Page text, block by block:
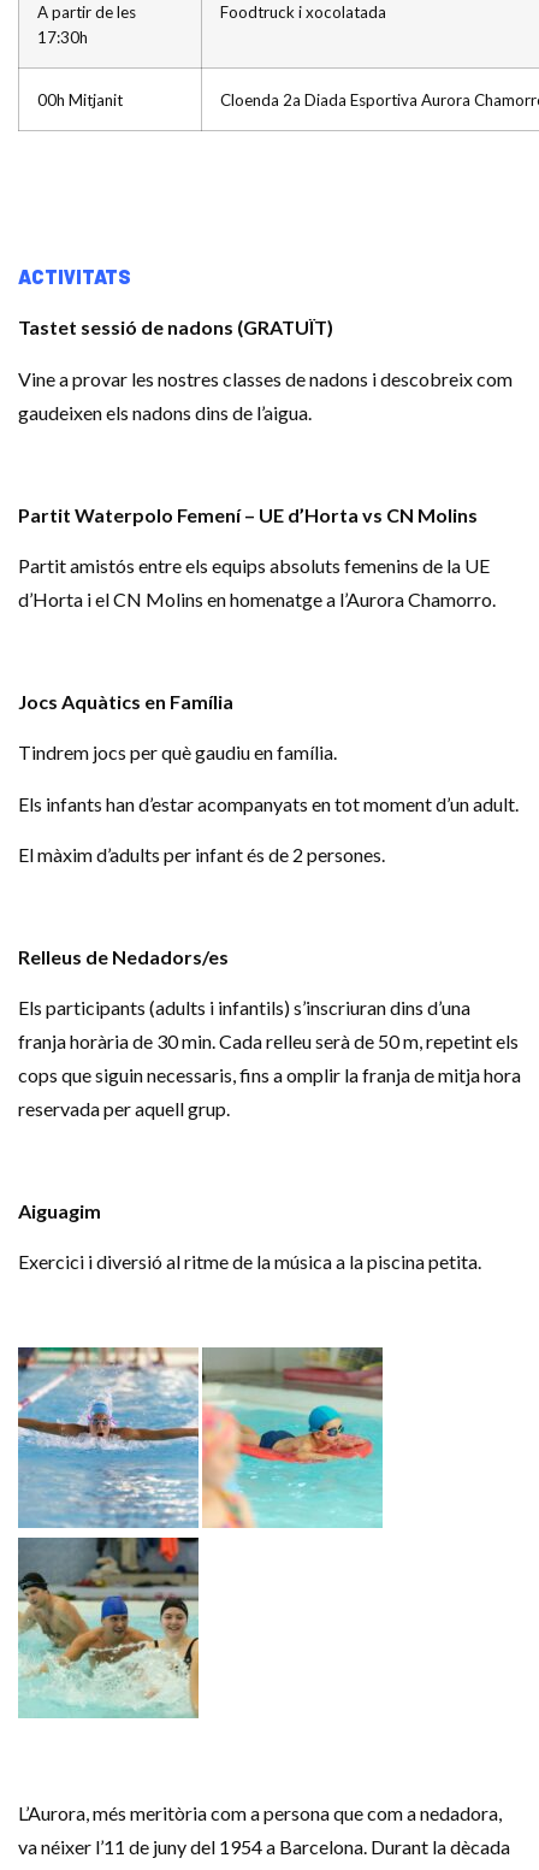
A partir de les
17:30h
Foodtruck i xocolatada
00h Mitjanit Cloenda 2a Diada Esportiva Aurora
ACTIVITATS
Tastet sessió de nadons (GRATUÏT)
Vine a provar les nostres classes de nadons i descobreix com
gaudeixen els nadons dins de l’aigua.
Partit Waterpolo Femení – UE d’Horta vs CN Molins
Partit amistós entre els equips absoluts femenins de la UE
d’Horta i el CN Molins en homenatge a l’Aurora Chamorro.
Jocs Aquàtics en Família
Tindrem jocs per què gaudiu en família.
Els infants han d’estar acompanyats en tot moment d’un adult.
El màxim d’adults per infant és de 2 persones.
Relleus de Nedadors/es
Els participants (adults i infantils) s’inscriuran dins d’una
franja horària de 30 min. Cada relleu serà de 50 m, repetint els
cops que siguin necessaris, fins a omplir la franja de mitja hora
reservada per aquell grup.
Aiguagim
Exercici i diversió al ritme de la música a la piscina petita.
L’Aurora, més meritòria com a persona que com a nedadora,
va néixer l’11 de juny del 1954 a Barcelona. Durant la dècada